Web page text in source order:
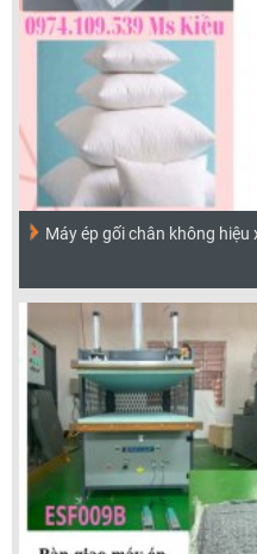
Máy ép gối chân không hiệu